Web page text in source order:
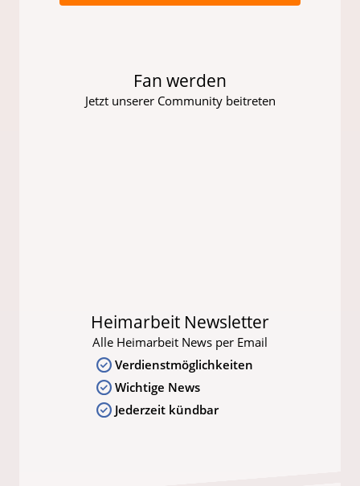
Fan werden
Jetzt unserer Community beitreten
Heimarbeit Newsletter
Alle Heimarbeit News per Email
Verdienstmöglichkeiten
Wichtige News
Jederzeit kündbar